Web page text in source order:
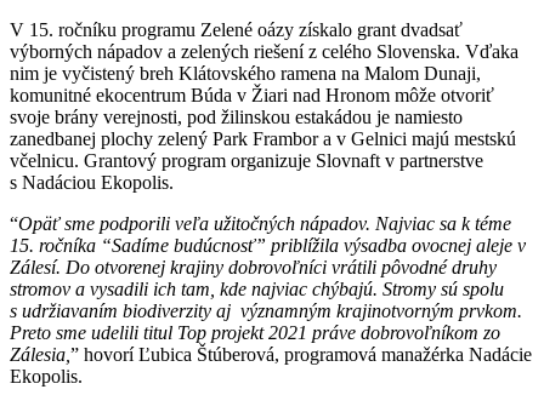
V 15. ročníku programu Zelené oázy získalo grant dvadsať
výborných nápadov a zelených riešení z celého Slovenska. Vďaka
nim je vyčistený breh Klátovského ramena na Malom Dunaji,
komunitné ekocentrum Búda v Žiari nad Hronom môže otvoriť
svoje brány verejnosti, pod žilinskou estakádou je namiesto
zanedbanej plochy zelený Park Frambor a v Gelnici majú mestskú
včelnicu. Grantový program organizuje Slovnaft v partnerstve
s Nadáciou Ekopolis.
“Opäť sme podporili veľa užitočných nápadov. Najviac sa k téme
15. ročníka “Sadíme budúcnosť” priblížila výsadba ovocnej aleje v
Zálesí. Do otvorenej krajiny dobrovoľníci vrátili pôvodné druhy
stromov a vysadili ich tam, kde najviac chýbajú. Stromy sú spolu
s udržiavaním biodiverzity aj významným krajinotvorným prvkom.
Preto sme udelili titul Top projekt 2021 práve dobrovoľníkom zo
Zálesia, ” hovorí Ľubica Štúberová, programová manažérka Nadácie
Ekopolis.